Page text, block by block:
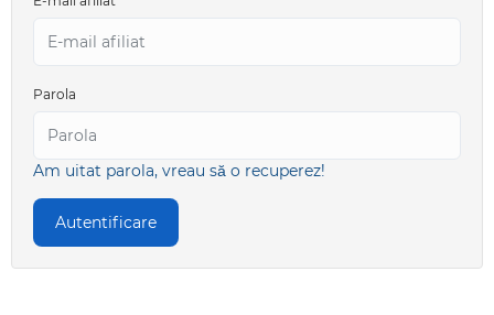
Parola
Am uitat parola, vreau să o recuperez!